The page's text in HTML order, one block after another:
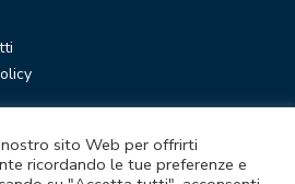
sito Web per offrirti
ricordando le tue preferenze e